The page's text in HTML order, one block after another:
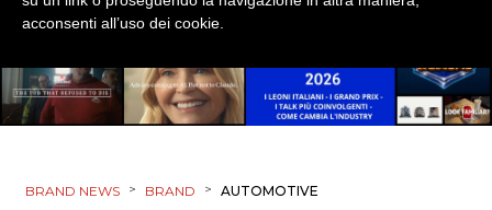
BRAND NEWS > BRAND > AUTOMOTIVE
acconsenti all’uso dei cookie.